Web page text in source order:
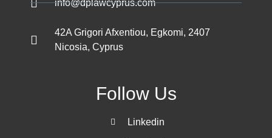
info@dplawcyprus.com
42A Grigori Afxentiou, Egkomi, 2407
Nicosia, Cyprus
Follow Us
Linkedin